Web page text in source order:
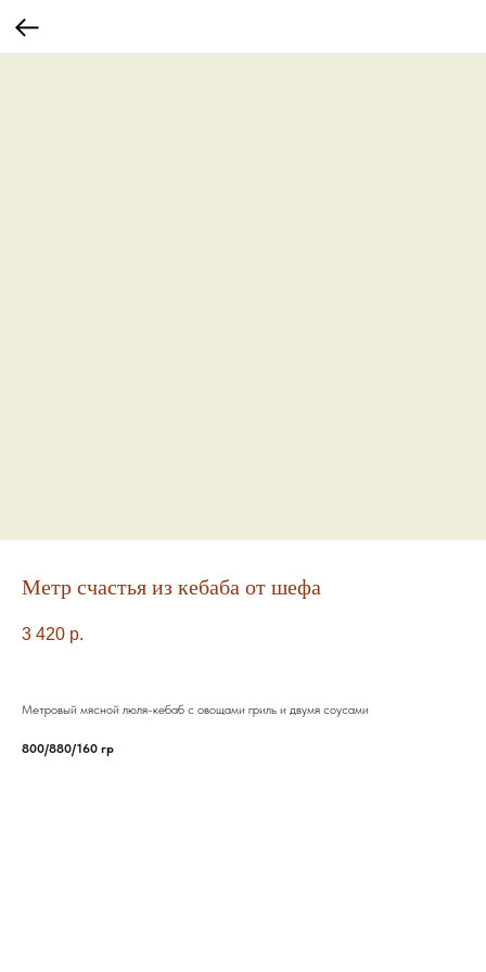
Метр счастья из кебаба от шефа
3 420 р.
Метровый мясной люля-кебаб с овощами гриль и двумя соусами
800/880/160 гр